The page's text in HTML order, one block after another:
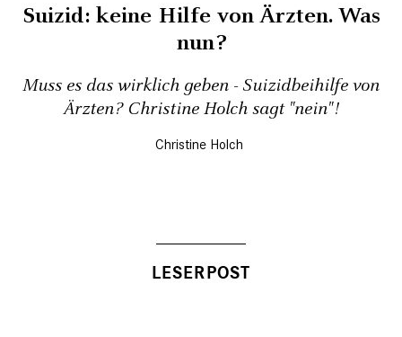
Suizid: keine Hilfe von Ärzten. Was
nun?
Muss es das wirklich geben - Suizidbeihilfe von
Ärzten? Christine Holch sagt "nein"!
Christine Holch